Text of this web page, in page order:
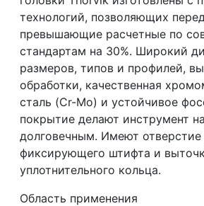
технологий, позволяющих
превышающие расчетные по
стандартам на 30%. Широкий
размеров, типов и профилей,
обработки, качественная
сталь (Cr-Mo) и устойчивое
покрытие делают инструмент
долговечным. Имеют отверстие
фиксирующего штифта и
уплотнительного кольца.
Область применения